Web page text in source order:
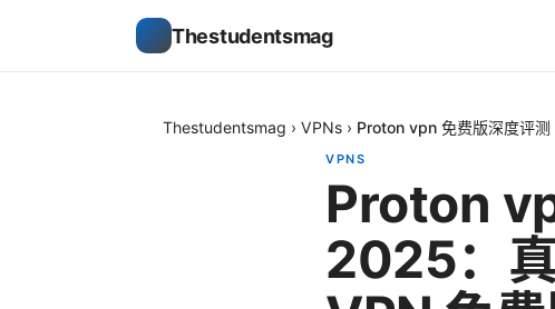
Thestudentsmag
Thestudentsmag › VPNs › Proton vpn 免费版深度评
VPNS
Proton
2025：